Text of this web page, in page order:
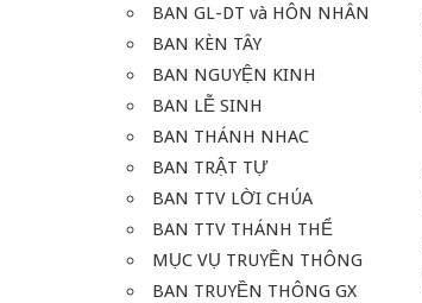
BAN GL-DT và HÔN NHÂN
BAN KÈN TÂY
BAN NGUYỆN KINH
BAN LỄ SINH
BAN THÁNH NHAC
BAN TRẬT TỰ
BAN TTV LỜI CHÚA
BAN TTV THÁNH THỂ
MỤC VỤ TRUYỀN THÔNG
BAN TRUYỀN THÔNG GX